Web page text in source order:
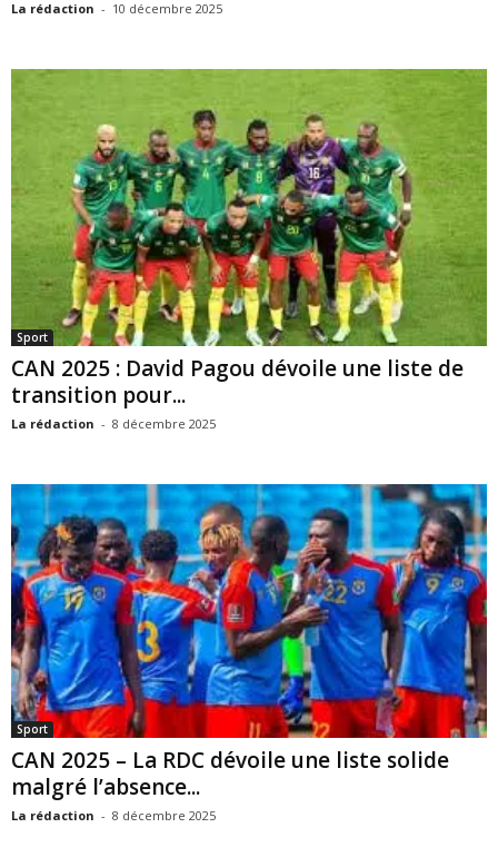
La rédaction - 10 décembre 2025
Sport
CAN 2025 : David Pagou dévoile une liste de
transition pour...
La rédaction - 8 décembre 2025
Sport
CAN 2025 – La RDC dévoile une liste solide
malgré l’absence...
La rédaction - 8 décembre 2025